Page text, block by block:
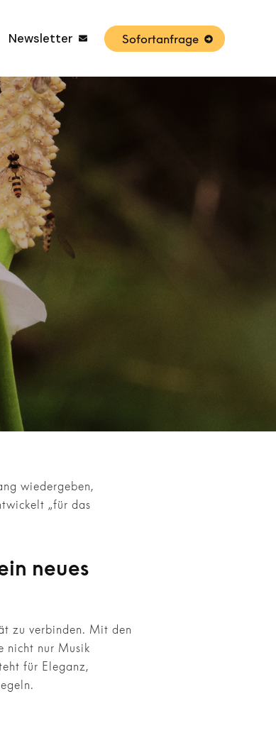
Newsletter Sofortanfrage
wiedergeben,
„für das
neues
zu verbinden. Mit den
nicht nur Musik
für Eleganz,